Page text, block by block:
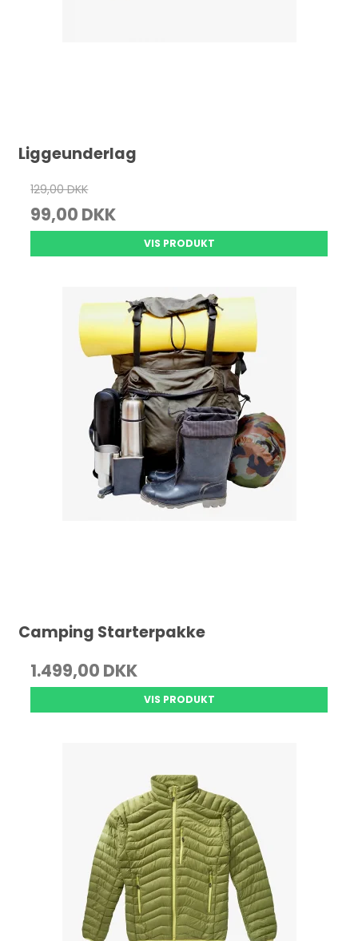
Liggeunderlag
129,00 DKK
99,00 DKK
VIS PRODUKT
Camping Starterpakke
1.499,00 DKK
VIS PRODUKT